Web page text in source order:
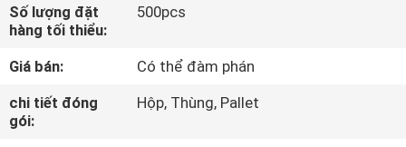
CHUYẾN
THAM
QUAN
NHÀ
Số lượng đặt
hàng tối thiểu:
500pcs
Giá bán:
Có thể đàm phán
chi tiết đóng
gói:
Hộp, Thùng, Pallet